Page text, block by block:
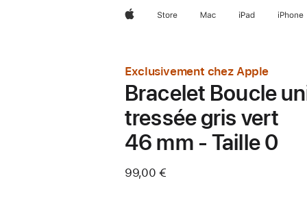
AppleStore Mac iPad iPhone
Exclusivement chez Apple
Bracelet Boucle
tressée gris vert
46 mm - Taille 0
99,00 €